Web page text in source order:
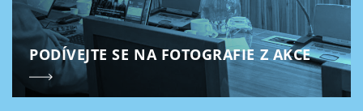
PODÍVEJTE SE NA FOTOGRAFIE Z AKCE